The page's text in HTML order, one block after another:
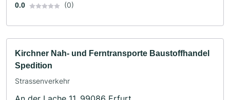
0.0 (0)
Kirchner Nah- und Ferntransporte Baustoffhandel
Spedition
Strassenverkehr